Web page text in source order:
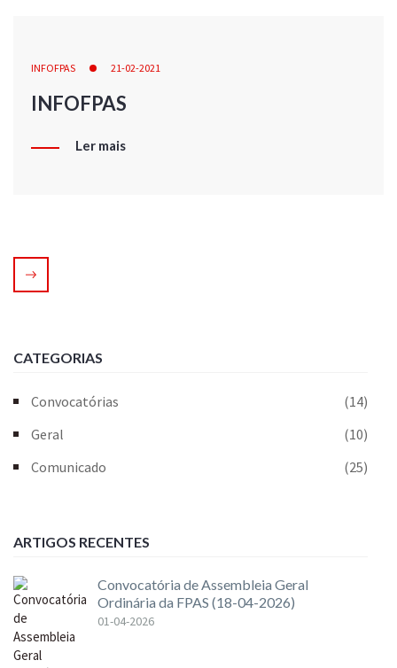
INFOFPAS 21-02-2021
INFOFPAS
Ler mais
CATEGORIAS
Convocatórias
(14)
Geral
(10)
Comunicado
(25)
ARTIGOS RECENTES
Convocatória de Assembleia Geral
Ordinária da FPAS (18-04-2026)
01-04-2026